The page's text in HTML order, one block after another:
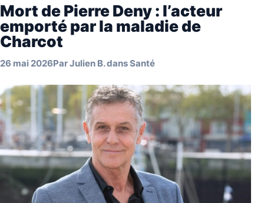
Mort de Pierre Deny : l’acteur
emporté par la maladie de
Charcot
26 mai 2026ParJulien B.dansSanté